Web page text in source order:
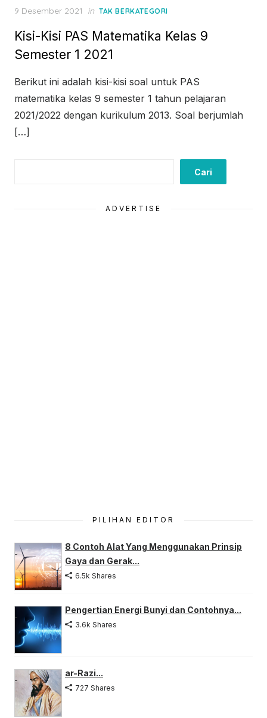
Posted
9 Desember 2021 in TAK BERKATEGORI
Kisi-Kisi PAS Matematika Kelas 9
Semester 1 2021
Berikut ini adalah kisi-kisi soal untuk PAS
matematika kelas 9 semester 1 tahun pelajaran
2021/2022 dengan kurikulum 2013. Soal berjumlah
[…]
Cari
ADVERTISE
PILIHAN EDITOR
8 Contoh Alat Yang Menggunakan Prinsip
Gaya dan Gerak...
6.5k Shares
Pengertian Energi Bunyi dan Contohnya...
3.6k Shares
ar-Razi...
727 Shares